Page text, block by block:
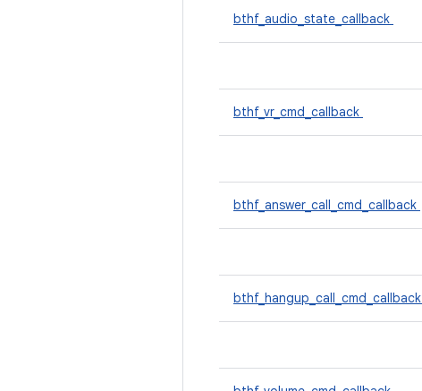
bthf_audio_state_callback
bthf_vr_cmd_callback
bthf_answer_call_cmd_callback
bthf_hangup_call_cmd_callback